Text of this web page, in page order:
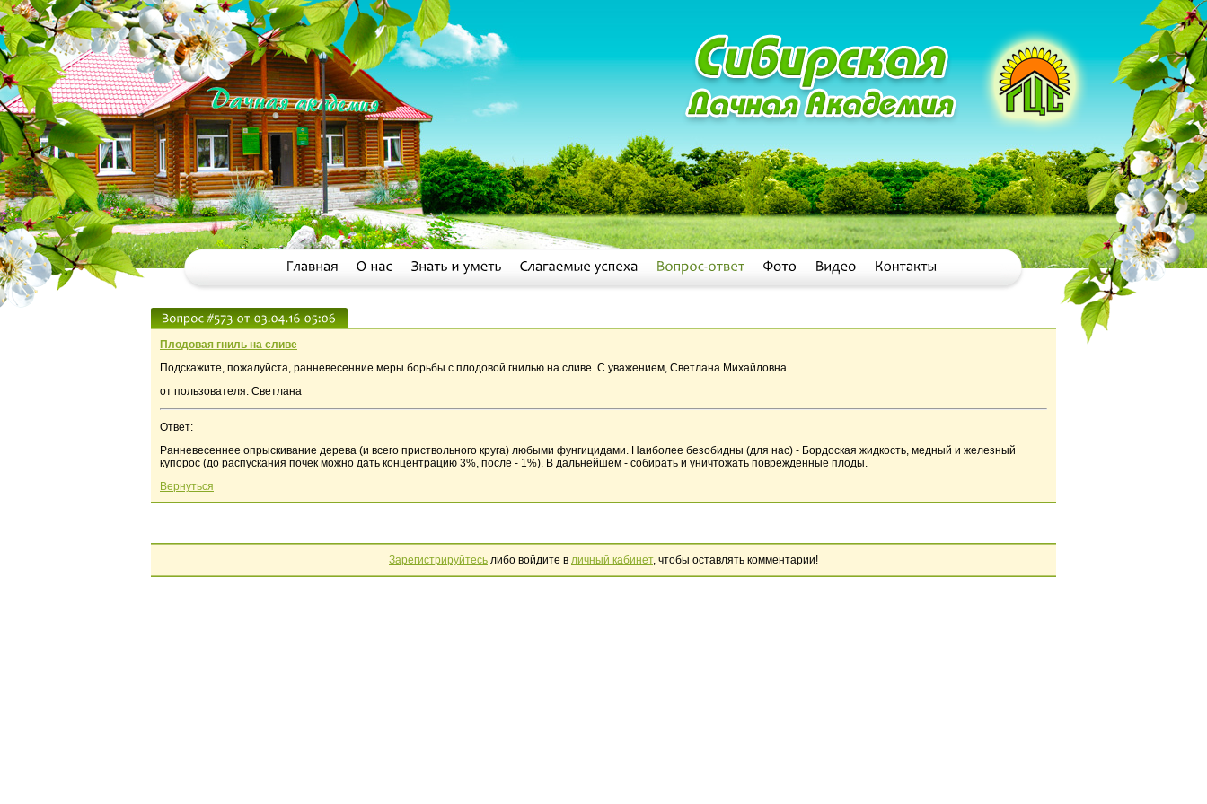
Плодовая гниль на сливе
Подскажите, пожалуйста, ранневесенние меры борьбы с плодовой гнилью на сливе. С уважением, Светлана Михайловна.
от пользователя: Светлана
Ответ:
Ранневесеннее опрыскивание дерева (и всего приствольного круга) любыми фунгицидами. Наиболее безобидны (для нас) - Бордоская жидкость, медный и железный
купорос (до распускания почек можно дать концентрацию 3%, после - 1%). В дальнейшем - собирать и уничтожать поврежденные плоды.
Вернуться
Зарегистрируйтесь либо войдите в личный кабинет, чтобы оставлять комментарии!